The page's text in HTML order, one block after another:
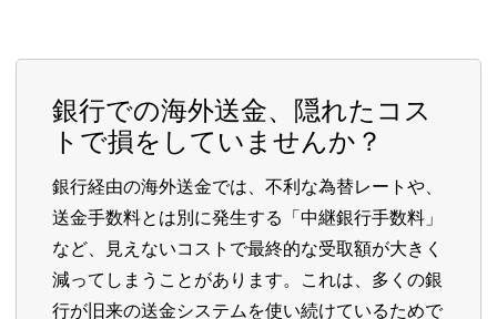
銀行での海外送金、隠れたコス
トで損をしていませんか？
銀行経由の海外送金では、不利な為替レートや、
送金手数料とは別に発生する「中継銀行手数料」
など、見えないコストで最終的な受取額が大きく
減ってしまうことがあります。これは、多くの銀
行が旧来の送金システムを使い続けているためで